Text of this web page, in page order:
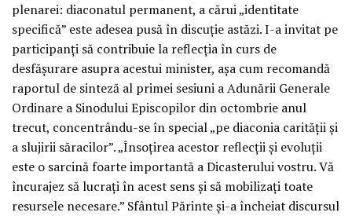
plenarei: diaconatul permanent, a cărui „identitate
specifică” este adesea pusă în discuție astăzi. I-a invitat pe
participanți să contribuie la reflecția în curs de
desfășurare asupra acestui minister, așa cum recomandă
raportul de sinteză al primei sesiuni a Adunării Generale
Ordinare a Sinodului Episcopilor din octombrie anul
trecut, concentrându-se în special „pe diaconia carității și
a slujirii săracilor”. „Însoțirea acestor reflecții și evoluții
este o sarcină foarte importantă a Dicasterului vostru. Vă
încurajez să lucrați în acest sens și să mobilizați toate
resursele necesare.” Sfântul Părinte și-a încheiat discursul